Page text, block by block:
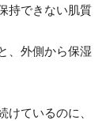
持できない肌質
、外側から保湿
ているのに、